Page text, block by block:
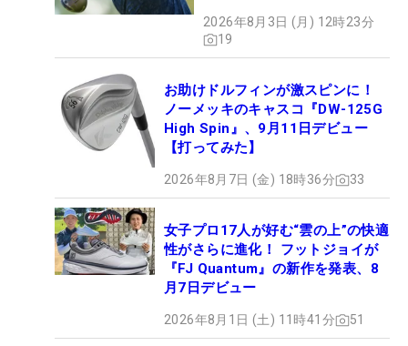
2026年8月3日 (月) 12時23分
19
お助けドルフィンが激スピンに！
ノーメッキのキャスコ『DW-125G
High Spin』、9月11日デビュー
【打ってみた】
2026年8月7日 (金) 18時36分 33
女子プロ17人が好む“雲の上”の快適
性がさらに進化！ フットジョイが
『FJ Quantum』の新作を発表、8
月7日デビュー
2026年8月1日 (土) 11時41分 51